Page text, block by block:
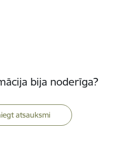
bija noderīga?
atsauksmi